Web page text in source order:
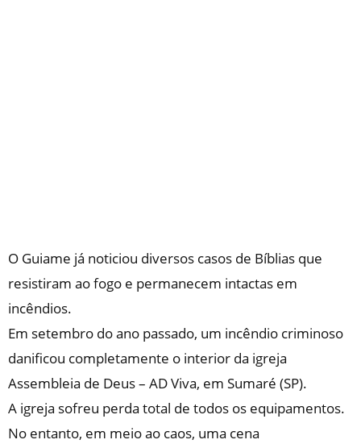
O Guiame já noticiou diversos casos de Bíblias que
resistiram ao fogo e permanecem intactas em
incêndios.
Em setembro do ano passado, um incêndio criminoso
danificou completamente o interior da igreja
Assembleia de Deus – AD Viva, em Sumaré (SP).
A igreja sofreu perda total de todos os equipamentos.
No entanto, em meio ao caos, uma cena